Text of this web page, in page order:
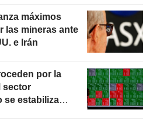
máximos
las mineras ante
e Irán
por la
sector
se estabiliza